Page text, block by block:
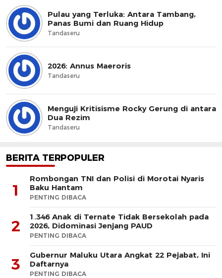
Pulau yang Terluka: Antara Tambang,
Panas Bumi dan Ruang Hidup
Tandaseru
2026: Annus Maeroris
Tandaseru
Menguji Kritisisme Rocky Gerung di antara
Dua Rezim
Tandaseru
BERITA TERPOPULER
1
Rombongan TNI dan Polisi di Morotai Nyaris
Baku Hantam
PENTING DIBACA
2
1.346 Anak di Ternate Tidak Bersekolah pada
2026, Didominasi Jenjang PAUD
PENTING DIBACA
3
Gubernur Maluku Utara Angkat 22 Pejabat, Ini
Daftarnya
PENTING DIBACA